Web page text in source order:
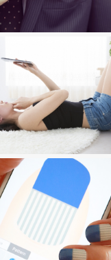
合コン・街コン
結婚相談所
あるある
その他
ドキドキ
仕事とキャリア